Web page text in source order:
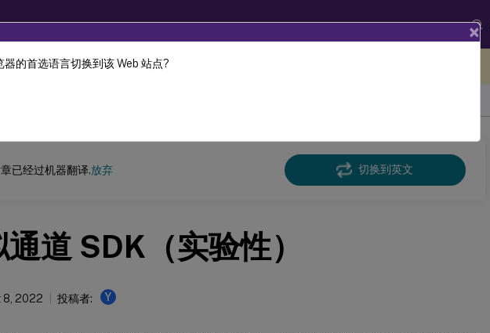
机器动态翻译。
已经过机器翻译.放弃 切换到英文
通道 SDK（实验性）
8, 2022 投稿者: Y
×
的首选语言切换到该 Web 站点?